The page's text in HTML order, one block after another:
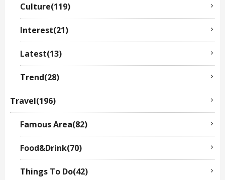
Culture(119)
Interest(21)
Latest(13)
Trend(28)
Travel(196)
Famous Area(82)
Food&Drink(70)
Things To Do(42)